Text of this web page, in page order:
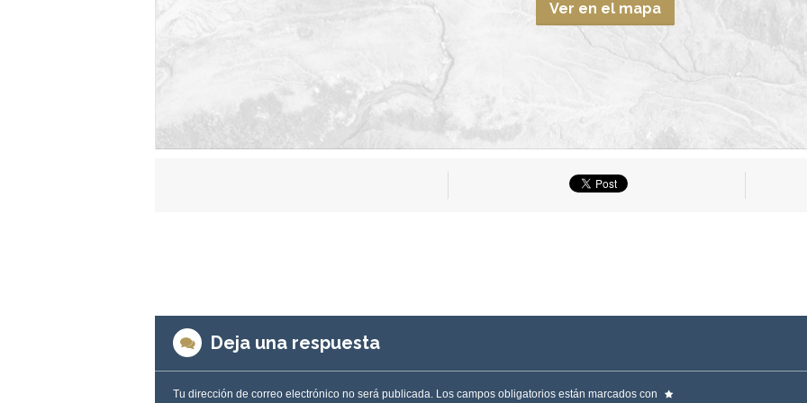
Ver en el mapa
Deja una respuesta
Tu dirección de correo electrónico no será publicada. Los campos obligatorios están marcados con